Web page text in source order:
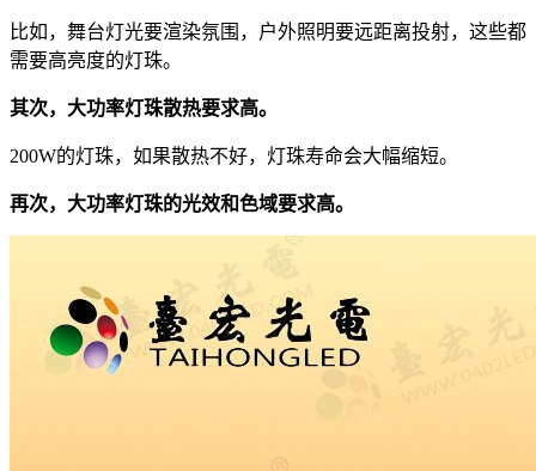
比如，舞台灯光要渲染氛围，户外照明要远距离投射，这些都
需要高亮度的灯珠。
其次，大功率灯珠散热要求高。
200W的灯珠，如果散热不好，灯珠寿命会大幅缩短。
再次，大功率灯珠的光效和色域要求高。